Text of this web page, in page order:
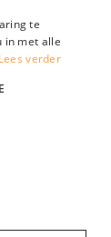
te
in met alle
Lees verder